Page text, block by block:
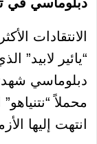
الانتقادات
“يائير
دبلوماسي
محملاً
انتهت إليها